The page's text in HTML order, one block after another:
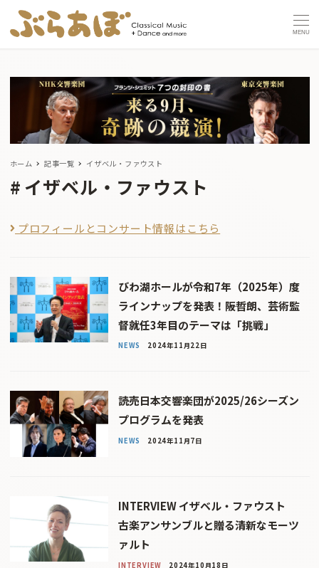
MENU
ホーム 記事一覧 イザベル・ファウスト
イザベル・ファウスト
プロフィールとコンサート情報はこちら
びわ湖ホールが令和7年（2025年）度
ラインナップを発表！――阪哲朗、芸術監
督就任3年目のテーマは「挑戦」
NEWS 2024年11月22日
読売日本交響楽団が2025/26シーズン
プログラムを発表
NEWS 2024年11月7日
INTERVIEW イザベル・ファウスト
古楽アンサンブルと贈る清新なモーツ
ァルト
INTERVIEW 2024年10月18日